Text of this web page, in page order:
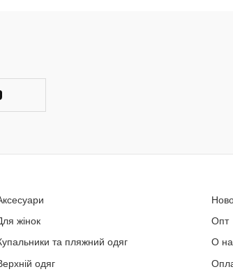
жінок
та пляжний одяг
одяг
Опт
О